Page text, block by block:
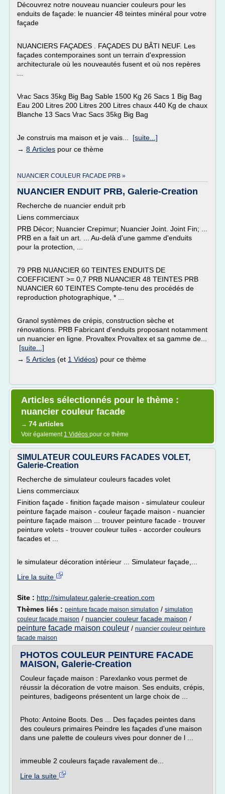
Découvrez notre nouveau nuancier couleurs pour les
enduits de façade: le nuancier 48 teintes minéral pour votre
façade
NUANCIERS FAÇADES . FAÇADES DU BÂTI NEUF. Les
façades contemporaines sont un terrain d'expression
architecturale où les nouveautés fusent et où nos repères
Vrac Sacs 35kg Big Bag Sable 1500 Kg 26 Sacs 1 Big Bag
Eau 200 Litres 200 Litres 200 Litres chaux 440 Kg de chaux
Blanche 13 Sacs Vrac Sacs 35kg Big Bag
Je construis ma maison et je vais... [suite...]
→ 8 Articles pour ce thème
NUANCIER COULEUR FACADE PRB »
NUANCIER ENDUIT PRB, Galerie-Creation
Recherche de nuancier enduit prb
Liens commerciaux
PRB Décor; Nuancier Crepimur; Nuancier Joint. Joint Fin; ...
PRB en a fait un art. ... Au-delà d'une gamme d'enduits
pour la protection, ...
79 PRB NUANCIER 60 TEINTES ENDUITS DE
COEFFICIENT >= 0,7 PRB NUANCIER 48 TEINTES PRB
NUANCIER 60 TEINTES Compte-tenu des procédés de
reproduction photographique, * ...
Granol systèmes de crépis, construction sèche et
rénovations. PRB Fabricant d'enduits proposant notamment
un nuancier en ligne. Provaltex Provaltex et sa gamme de...
[suite...]
→ 5 Articles (et 1 Vidéos) pour ce thème
Articles sélectionnés pour le thème :
nuancier couleur facade
→ 74 articles
Voir également 1 Vidéos pour ce thème
SIMULATEUR COULEURS FACADES VOLET,
Galerie-Creation
Recherche de simulateur couleurs facades volet
Liens commerciaux
Finition façade - finition façade maison - simulateur couleur
peinture façade maison - couleur façade maison - nuancier
peinture façade maison ... trouver peinture facade - trouver
peinture volets - trouver couleur tuiles - accorder couleurs
facades et ...
le simulateur décoration intérieur ... Simulateur façade,...
Lire la suite
Site : http://simulateur.galerie-creation.com
Thèmes liés : peinture facade maison simulation / simulation
couleur facade maison / nuancier couleur facade maison /
peinture facade maison couleur / nuancier couleur peinture
facade maison
PHOTOS COULEUR PEINTURE FACADE
MAISON, Galerie-Creation
Couleur façade maison : Parexlanko vous permet de
réussir la décoration de votre maison. Ses enduits, crépis,
peintures, badigeons présentent un large choix de ...
Photo: Antoine Boots. Des ... Des façades peintes dans
des couleurs primaires Peindre les façades d'une maison
dans une palette de couleurs vives pour donner de l ...
immeuble 2 couleurs façade ravalement de...
Lire la suite